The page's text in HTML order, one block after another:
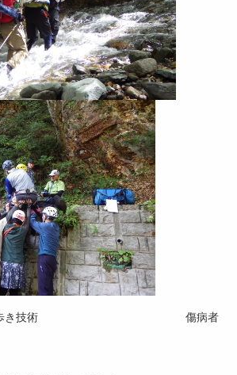
技術 傷病者